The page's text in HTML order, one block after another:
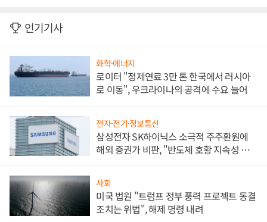
인기기사
화학·에너지
로이터 "정제연료 3만 톤 한국에서 러시아
로 이동", 우크라이나의 공격에 수요 늘어
전자·전기·정보통신
삼성전자 SK하이닉스 소극적 주주환원에
해외 증권가 비판, "반도체 호황 지속성 의
사회
미국 법원 "트럼프 정부 풍력 프로젝트 동결
조치는 위법", 해제 명령 내려